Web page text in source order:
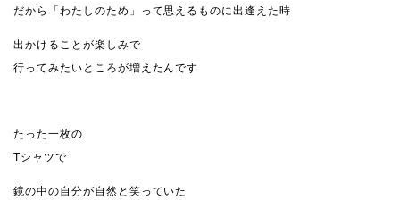
だから「わたしのため」って思えるものに出逢えた時
出かけることが楽しみで
行ってみたいところが増えたんです
たった一枚の
Tシャツで
鏡の中の自分が自然と笑っていた